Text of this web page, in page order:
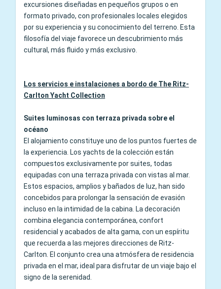
excursiones diseñadas en pequeños grupos o en
formato privado, con profesionales locales elegidos
por su experiencia y su conocimiento del terreno. Esta
filosofía del viaje favorece un descubrimiento más
cultural, más fluido y más exclusivo.
Los servicios e instalaciones a bordo de The Ritz-
Carlton Yacht Collection
Suites luminosas con terraza privada sobre el
océano
El alojamiento constituye uno de los puntos fuertes de
la experiencia. Los yachts de la colección están
compuestos exclusivamente por suites, todas
equipadas con una terraza privada con vistas al mar.
Estos espacios, amplios y bañados de luz, han sido
concebidos para prolongar la sensación de evasión
incluso en la intimidad de la cabina. La decoración
combina elegancia contemporánea, confort
residencial y acabados de alta gama, con un espíritu
que recuerda a las mejores direcciones de Ritz-
Carlton. El conjunto crea una atmósfera de residencia
privada en el mar, ideal para disfrutar de un viaje bajo el
signo de la serenidad.